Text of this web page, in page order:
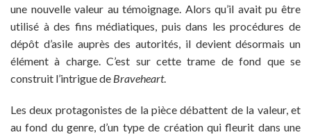
une nouvelle valeur au témoignage. Alors qu’il avait pu être
utilisé à des fins médiatiques, puis dans les procédures de
dépôt d’asile auprès des autorités, il devient désormais un
élément à charge. C’est sur cette trame de fond que se
construit l’intrigue de Braveheart.
Les deux protagonistes de la pièce débattent de la valeur, et
au fond du genre, d’un type de création qui fleurit dans une